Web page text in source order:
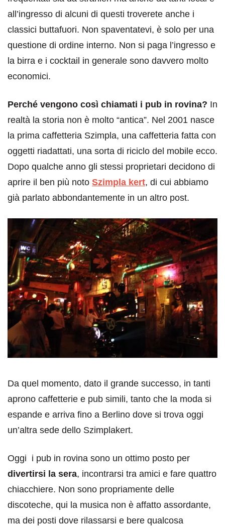
all’ingresso di alcuni di questi troverete anche i
classici buttafuori. Non spaventatevi, è solo per una
questione di ordine interno. Non si paga l’ingresso e
la birra e i cocktail in generale sono davvero molto
economici.
Perché vengono così chiamati i pub in rovina? In
realtà la storia non è molto “antica”. Nel 2001 nasce
la prima caffetteria Szimpla, una caffetteria fatta con
oggetti riadattati, una sorta di riciclo del mobile ecco.
Dopo qualche anno gli stessi proprietari decidono di
aprire il ben più noto Szimpla kert, di cui abbiamo
già parlato abbondantemente in un altro post.
Da quel momento, dato il grande successo, in tanti
aprono caffetterie e pub simili, tanto che la moda si
espande e arriva fino a Berlino dove si trova oggi
un’altra sede dello Szimplakert.
Oggi i pub in rovina sono un ottimo posto per
divertirsi la sera, incontrarsi tra amici e fare quattro
chiacchiere. Non sono propriamente delle
discoteche, qui la musica non è affatto assordante,
ma dei posti dove rilassarsi e bere qualcosa